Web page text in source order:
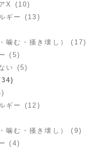
X (10)
ギー (13)
噛む・掻き壊し） (17)
(5)
い (5)
ギー (12)
噛む・掻き壊し） (9)
(4)